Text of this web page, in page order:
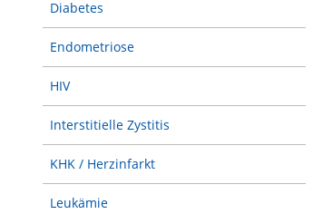
Diabetes
Endometriose
HIV
Interstitielle Zystitis
KHK / Herzinfarkt
Leukämie